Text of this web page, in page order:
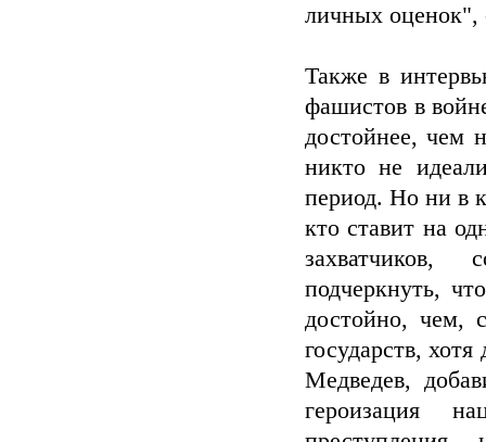
личных оценок",
Также в
фашистов в
достойнее, чем
никто не
период. Но ни в
кто ставит на
захватчиков,
подчеркнуть,
достойно, чем,
государств,
Медведев,
героизация